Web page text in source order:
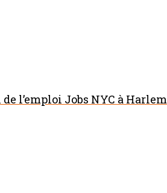
l’emploi Jobs NYC à Harlem